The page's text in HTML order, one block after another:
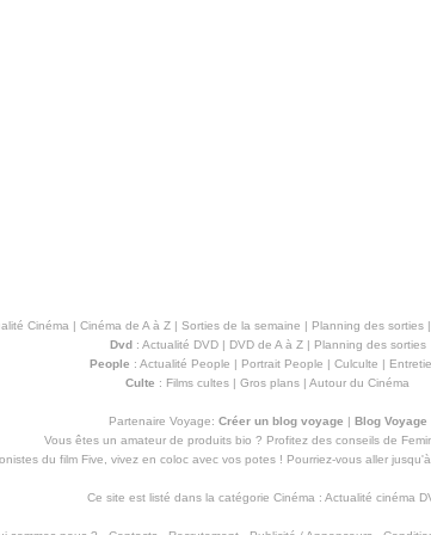
Cinéma | Cinéma de A à Z| Sorties de la semaine | Planning des sorties|
Dvd: Actualité DVD| DVD de A à Z| Planning des sorties
People : Actualité People | Portrait People | Culculte |
Culte : Films cultes | Gros plans | Autour du Cinéma
Partenaire Voyage: Créer un blog voyage | Blog Voyage
Vous êtes un amateur de produits bio ? Profitez des conseils de
du film Five, vivez en coloc avec vos potes ! Pourriez-vous aller jusqu'à
Ce site est listé dans la catégorie Cinéma : Actualité cinéma